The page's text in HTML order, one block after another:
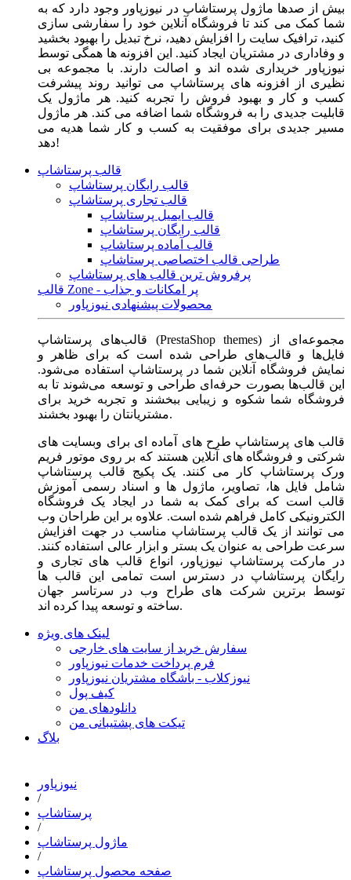
بیش از صدها ماژول پرستاشاپ در نیوزپاور وجود دارد که به
شما کمک می کند تا فروشگاه آنلاین خود را سفارشی سازی
کنید، ترافیک سایت را افزایش دهید، نرخ تبدیل را بهبود بخشید
و وفاداری در مشتریان ایجاد کنید. این افزونه ها همگی توسط
نیوزپاور خریداری شده اند و اصالت دارند. با مجموعه بی
نظیری از افزونه های پرستاشاپ می توانید روند پیشرفت
کسب و کار و بهبود فروش را تجربه کنید. هر ماژول یک
قابلیت جدیدی را به فروشگاه شما اضافه می کند. هر ماژول
مسیر جدیدی برای موفقیت به کسب و کار شما هدیه می
دهد!
قالب پرستاشاپ
قالب رایگان پرستاشاپ
قالب تجاری پرستاشاپ
قالب ایمیل پرستاشاپ
قالب رایگان پرستاشاپ
قالب آماده پرستاشاپ
طراحی قالب اختصاصی پرستاشاپ
پرفروش ترین قالب های پرستاشاپ
قالب Zone - پر امکانات و جذاب
محصولات پیشنهادی نیوزپاور
قالب‌های پرستاشاپ (PrestaShop themes) مجموعه‌ای از
فایل‌ها و قالب‌های طراحی شده است که برای ظاهر و
نمایش فروشگاه آنلاین شما در پرستاشاپ استفاده می‌شود.
این قالب‌ها بصورت حرفه‌ای طراحی و توسعه می‌شوند تا به
فروشگاه شما شکوه و زیبایی ببخشند و تجربه خرید برای
مشتریانتان را بهبود بخشند.
قالب های پرستاشاپ طرح های آماده ای برای وبسایت های
شرکتی و فروشگاه های آنلاین هستند که بر روی موتور فریم
ورک پرستاشاپ کار می کنند. یک پکیج قالب پرستاشاپ
شامل فایل ها، تصاویر، ماژول ها و اسناد رسمی آموزش
قالب است که برای کمک به شما در ایجاد یک فروشگاه
الکترونیکی کامل فراهم شده است. علاوه بر این طراحان وب
می توانند از یک قالب پرستاشاپ مناسب در جهت افزایش
سرعت طراحی به عنوان یک بستر و ابزار عالی استفاده کنند.
در مارکت پرستاشاپ نیوزپاور، انواع قالب های تجاری و
رایگان پرستاشاپ در دسترس است تمامی این قالب ها
توسط برترین شرکت های طراح وب در سرتاسر جهان
ساخته و توسعه پیدا کرده اند.
لینک های ویژه
سفارش خرید از سایت های خارجی
فرم پرداخت خدمات نیوزپاور
نیوزکلاب - باشگاه مشتریان نیوزپاور
کیف پول
دانلودهای من
تیکت های پشتیبانی من
بلاگ
نیوزپاور
/
پرستاشاپ
/
ماژول پرستاشاپ
/
صفحه محصول پرستاشاپ